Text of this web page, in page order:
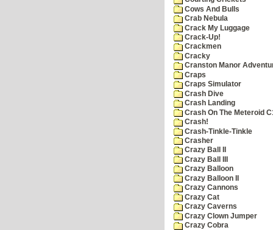
Cows And Bulls
Crab Nebula
Crack My Luggage
Crack-Up!
Crackmen
Cracky
Cranston Manor
Craps
Craps Simulator
Crash Dive
Crash Landing
Crash On The Meteroid
Crash!
Crash-Tinkle-Tinkle
Crasher
Crazy Ball II
Crazy Ball III
Crazy Balloon
Crazy Balloon II
Crazy Cannons
Crazy Cat
Crazy Caverns
Crazy Clown Jumper
Crazy Cobra